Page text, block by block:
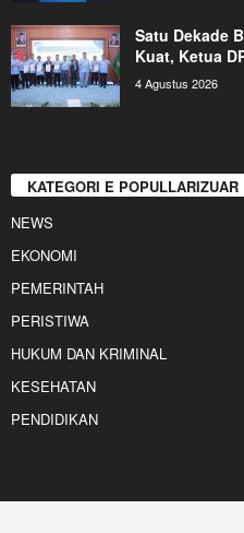
Satu Dekade
Kuat, Ketua
4 Agustus 2026
KATEGORI E POPULLARIZUAR
NEWS
EKONOMI
PEMERINTAH
PERISTIWA
HUKUM DAN KRIMINAL
KESEHATAN
PENDIDIKAN